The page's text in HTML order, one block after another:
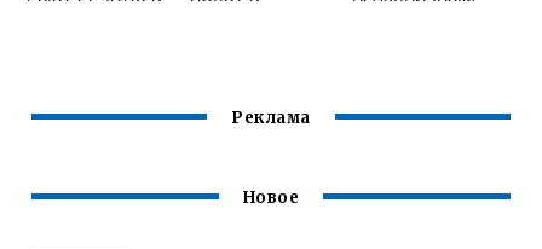
Реклама
Новое